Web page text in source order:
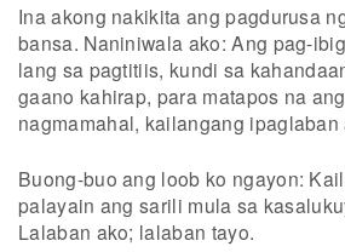
Ina akong nakikita ang pagdurusa
bansa. Naniniwala ako: Ang pag-
lang sa pagtitiis, kundi sa
gaano kahirap, para matapos na
nagmamahal, kailangang ipaglaban
Buong-buo ang loob ko ngayon:
palayain ang sarili mula sa
Lalaban ako; lalaban tayo.